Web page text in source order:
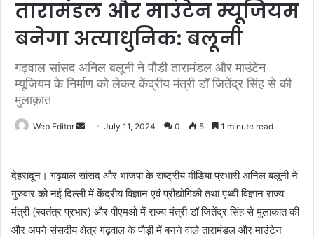
तारामंडल और माउंटेन म्यूजियम
बनेगा अत्याधुनिक: बलूनी
गढ़वाल सांसद अनिल बलूनी ने पौड़ी तारामंडल और माउंटेन
म्यूजियम के निर्माण को लेकर केंद्रीय मंत्री डॉ जितेंद्र सिंह से की
मुलाक़ात
Web Editor
d
a
n
e
July 11, 2024 0 5 1 minute read
देहरादून। गढ़वाल सांसद और भाजपा के राष्ट्रीय मीडिया प्रभारी अनिल बलूनी ने
गुरुवार को नई दिल्ली में केंद्रीय विज्ञान एवं प्रौद्योगिकी तथा पृथ्वी विज्ञान राज्य
मंत्री (स्वतंत्र प्रभार) और पीएमओ में राज्य मंत्री डॉ जितेंद्र सिंह से मुलाक़ात की
और अपने संसदीय क्षेत्र गढ़वाल के पौड़ी में बनने वाले तारामंडल और माउंटेन